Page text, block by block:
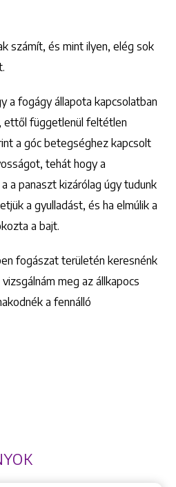
számít, és mint ilyen, elég sok
a fogágy állapota kapcsolatban
ettől függetlenül feltétlen
a góc betegséghez kapcsolt
tehát hogy a
a panaszt kizárólag úgy tudunk
a gyulladást, és ha elmúlik a
a bajt.
fogászat területén keresnénk
meg az állkapocs
a fennálló